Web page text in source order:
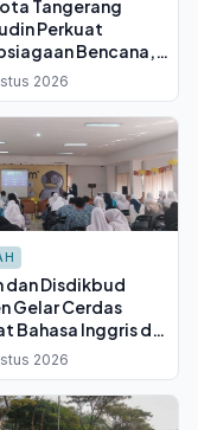
Tangerang
Perkuat
Bencana,
16 Unit Motor
dan 440 APAR
2026
dan Disdikbud
Gelar Cerdas
Bahasa Inggris di
SMA Negeri 6
sebagai Juara
2026